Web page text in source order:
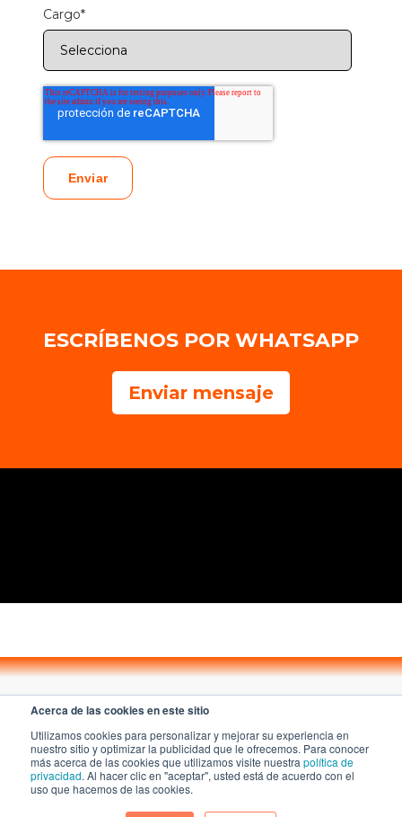
Acerca de las cookies en este sitio
Utilizamos cookies para personalizar y mejorar su experiencia en
nuestro sitio y optimizar la publicidad que le ofrecemos. Para conocer
más acerca de las cookies que utilizamos visite nuestra política de
privacidad. Al hacer clic en "aceptar", usted está de acuerdo con el
uso que hacemos de las cookies.
Cargo*
ESCRÍBENOS POR WHATSAPP
Enviar mensaje
A KAZE Technologies company